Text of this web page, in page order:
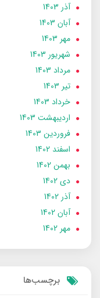
آذر 1403
آبان 1403
مهر 1403
شهریور 1403
مرداد 1403
تير 1403
خرداد 1403
ارديبهشت 1403
فروردین 1403
اسفند 1402
بهمن 1402
دی 1402
آذر 1402
آبان 1402
مهر 1402
برچسب‌ها